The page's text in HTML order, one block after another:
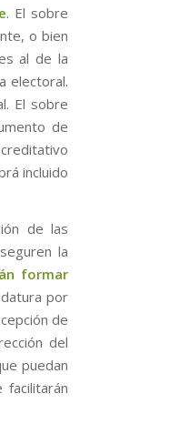
. El sobre
o bien
al de la
electoral.
El sobre
de
incluido
de las
la
formar
por
de
del
puedan